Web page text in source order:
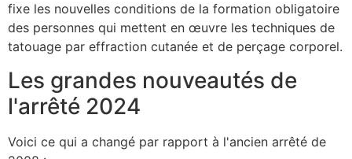
fixe les nouvelles conditions de la formation obligatoire
des personnes qui mettent en œuvre les techniques de
tatouage par effraction cutanée et de perçage corporel.
Les grandes nouveautés de
l'arrêté 2024
Voici ce qui a changé par rapport à l'ancien arrêté de